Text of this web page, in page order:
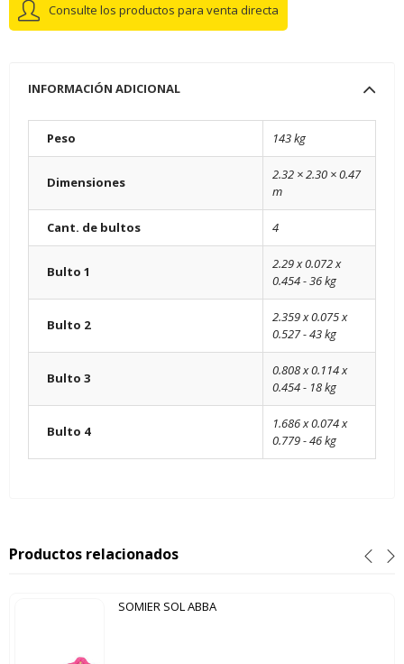
Consulte los productos para venta directa
INFORMACIÓN ADICIONAL
Peso 143 kg
Dimensiones
2.32 × 2.30 × 0.47
m
Cant. de bultos 4
Bulto 1
2.29 x 0.072 x
0.454 - 36 kg
Bulto 2
2.359 x 0.075 x
0.527 - 43 kg
Bulto 3
0.808 x 0.114 x
0.454 - 18 kg
Bulto 4
1.686 x 0.074 x
0.779 - 46 kg
Productos relacionados
SOMIER SOL ABBA